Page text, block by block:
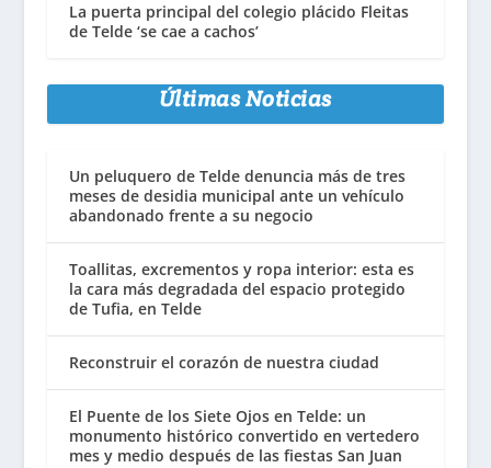
La puerta principal del colegio plácido Fleitas
de Telde ‘se cae a cachos’
Últimas Noticias
Un peluquero de Telde denuncia más de tres
meses de desidia municipal ante un vehículo
abandonado frente a su negocio
Toallitas, excrementos y ropa interior: esta es
la cara más degradada del espacio protegido
de Tufia, en Telde
Reconstruir el corazón de nuestra ciudad
El Puente de los Siete Ojos en Telde: un
monumento histórico convertido en vertedero
mes y medio después de las fiestas San Juan